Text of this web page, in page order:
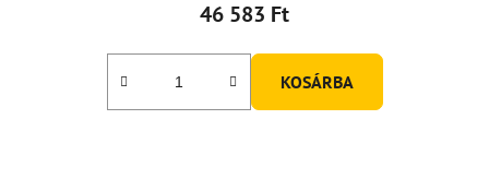
46 583 Ft
KOSÁRBA